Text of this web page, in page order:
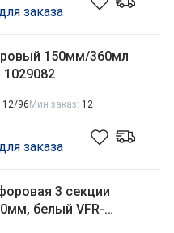
заказа
150мм/360мл
12/96 Мин заказ: 12
заказа
3 секции
белый VFR-